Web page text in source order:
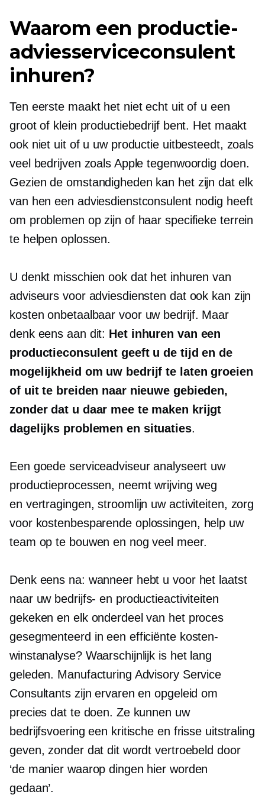
Waarom een ​​productie-
adviesserviceconsulent
inhuren?
Ten eerste maakt het niet echt uit of u een
groot of klein productiebedrijf bent. Het maakt
ook niet uit of u uw productie uitbesteedt, zoals
veel bedrijven zoals Apple tegenwoordig doen.
Gezien de omstandigheden kan het zijn dat elk
van hen een adviesdienstconsulent nodig heeft
om problemen op zijn of haar specifieke terrein
te helpen oplossen.
U denkt misschien ook dat het inhuren van
adviseurs voor adviesdiensten dat ook kan zijn
kosten onbetaalbaar voor uw bedrijf. Maar
denk eens aan dit: Het inhuren van een
productieconsulent geeft u de tijd en de
mogelijkheid om uw bedrijf te laten groeien
of uit te breiden naar nieuwe gebieden,
zonder dat u daar mee te maken krijgt
dagelijks problemen en situaties.
Een goede serviceadviseur analyseert uw
productieprocessen, neemt wrijving weg
en vertragingen, stroomlijn uw activiteiten, zorg
voor kostenbesparendeoplossingen, help uw
team op te bouwen en nog veel meer.
Denk eens na: wanneer hebt u voor het laatst
naar uw bedrijfs- en productieactiviteiten
gekeken en elk onderdeel van het proces
gesegmenteerd in een efficiënte kosten-
winstanalyse? Waarschijnlijk is het lang
geleden. Manufacturing Advisory Service
Consultants zijn ervaren en opgeleid om
precies dat te doen. Ze kunnen uw
bedrijfsvoering een kritische en frisse uitstraling
geven, zonder dat dit wordt vertroebeld door
‘de manier waarop dingen hier worden
gedaan’.